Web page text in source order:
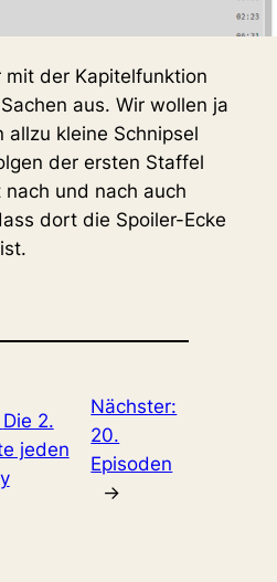
der Kapitelfunktion
aus. Wir wollen ja
allzu kleine Schnipsel
der ersten Staffel
und nach auch
dort die Spoiler-Ecke
Die 2.
jeden
Nächster:
20.
Episoden
→